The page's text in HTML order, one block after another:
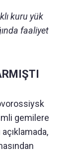
kuru yük
faaliyet
gemilere
açıklamada,